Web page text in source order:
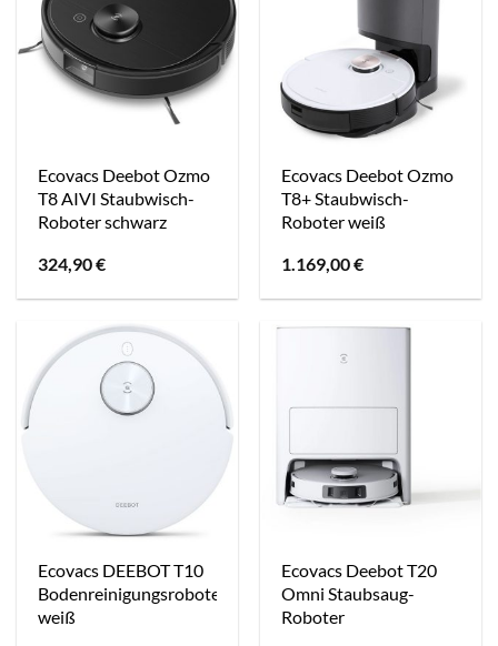
Ecovacs Deebot Ozmo
T8 AIVI Staubwisch-
Roboter schwarz
324,90€
Ecovacs Deebot Ozmo
T8+ Staubwisch-
Roboter weiß
1.169,00€
Ecovacs DEEBOT T10
Bodenreinigungsroboter
weiß
Ecovacs Deebot T20
Omni Staubsaug-
Roboter